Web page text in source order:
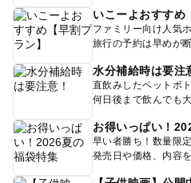
いこーよおすすめ
ファミリー向け人気
旅行の予約は早めが
水分補給時は要注
直飲みしたペットボト
何日後まで飲んでも
お得いっぱい！
早い者勝ち！数量限
発売日や価格、内容